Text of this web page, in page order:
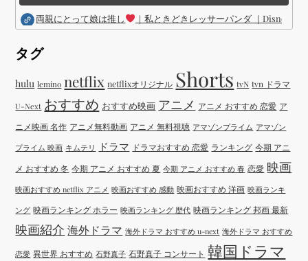
両親にとって娘は推し ｜私ときどきレッサーパンダ ｜Disney (
タグ
hulu lemino netflix netflixオリジナル Shorts tvN tvn ドラマ
U-Next おすすめ おすすめ映画 アニメ アニメ おすすめ 恋愛 ア
ニメ映画 名作 アニメ無料動画 アニメ 無料視聴 アマゾンプライム アマゾン
プライム 映画 キムテリ ドラマ ドラマおすすめ 恋愛 ランキング 今期 アニ
メ おすすめ 冬 今期 アニメ おすすめ 夏 今期 アニメ おすすめ 春 恋愛 映画
映画おすすめ netflix アニメ 映画おすすめ 感動 映画おすすめ 洋画 映画ランキ
ング 映画ランキング ホラー 映画ランキング 歴代 映画ランキング 邦画 最新
映画紹介 海外ドラマ 海外ドラマ おすすめ u-next 海外ドラマ おすすめ
恋愛 異世界 おすすめ 石野真子 石野真子 コンサート 韓国ドラマ